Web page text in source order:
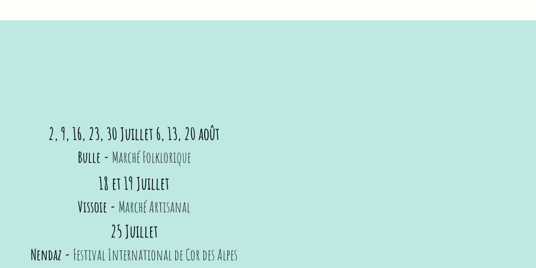
2, 9, 16, 23, 30 Juillet 6, 13, 20 août
Bulle - Marché Folklorique
25 Juillet
Nendaz - Festival International de Cor des Alpes
18 et 19 Juillet
Vissoie - Marché Artisanal